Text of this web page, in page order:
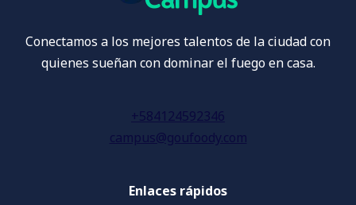
Conectamos a los mejores talentos de la ciudad con
quienes sueñan con dominar el fuego en casa.
+584124592346
campus@goufoody.com
Enlaces rápidos